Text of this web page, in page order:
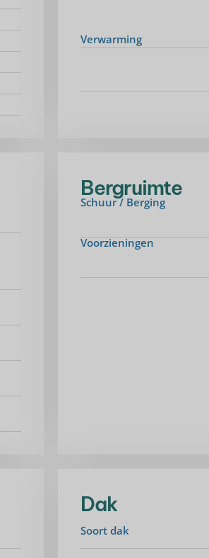
Verwarming
Bergruimte
Schuur / Berging
Voorzieningen
Dak
Soort dak